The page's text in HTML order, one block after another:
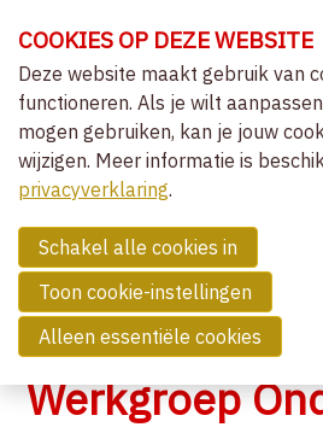
links
over
Spring
naar
de
navigatie
naar
de
inhoud
Werkgroep
OVER VVCEPC
OVER
VISIE EN
SPECIAL
STATUTEN
KOEPELS
COOKIES OP DEZE WEBSITE
Deze website maakt gebruik van
functioneren. Als je wilt
mogen gebruiken, kan je jouw
wijzigen. Meer informatie is
privacyverklaring.
Schakel alle cookies in
Toon cookie-instellingen
Alleen essentiële cookies